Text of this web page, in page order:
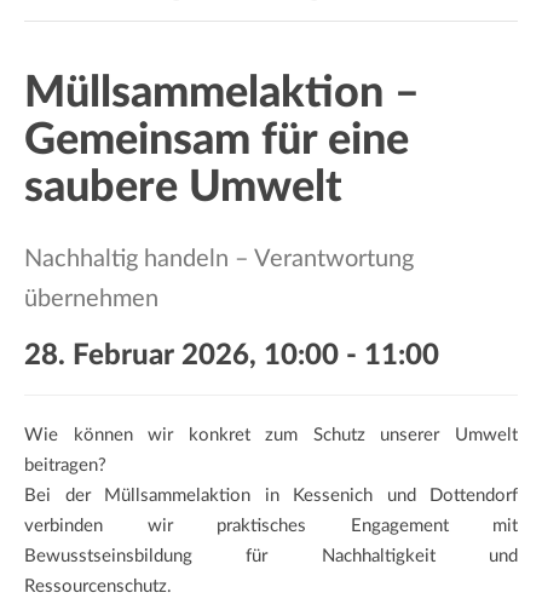
l
Müllsammelaktion –
Gemeinsam für eine
saubere Umwelt
Nachhaltig handeln – Verantwortung
übernehmen
28. Februar 2026, 10:00 - 11:00
Wie können wir konkret zum Schutz unserer Umwelt
beitragen?
Bei der Müllsammelaktion in Kessenich und Dottendorf
verbinden wir praktisches Engagement mit
Bewusstseinsbildung für Nachhaltigkeit und
Ressourcenschutz.